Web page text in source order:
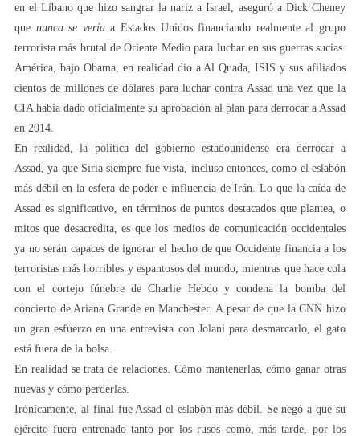
en el Líbano que hizo sangrar la nariz a Israel, aseguró a Dick Cheney
que nunca se veríaa Estados Unidos financiando realmente al grupo
terrorista más brutal de Oriente Medio para luchar en sus guerras sucias.
América, bajo Obama, en realidad dio a Al Quada, ISIS y sus afiliados
cientos de millones de dólares para luchar contra Assad una vez que la
CIA había dado oficialmente su aprobación al plan para derrocar a Assad
en 2014.
En realidad, la política del gobierno estadounidense era derrocar a
Assad, ya que Siria siempre fue vista, incluso entonces, como el eslabón
más débil en la esfera de poder e influencia de Irán. Lo que la caída de
Assad es significativo, en términos de puntos destacados que plantea, o
mitos que desacredita, es que los medios de comunicación occidentales
ya no serán capaces de ignorar el hecho de que Occidente financia a los
terroristas más horribles y espantosos del mundo, mientras que hace cola
con el cortejo fúnebre de Charlie Hebdo y condena la bomba del
concierto de Ariana Grande en Manchester. A pesar de que la CNN hizo
un gran esfuerzo en una entrevista con Jolani para desmarcarlo, el gato
está fuera de la bolsa.
En realidad se trata de relaciones. Cómo mantenerlas, cómo ganar otras
nuevas y cómo perderlas.
Irónicamente, al final fue Assad el eslabón más débil. Se negó a que su
ejército fuera entrenado tanto por los rusos como, más tarde, por los